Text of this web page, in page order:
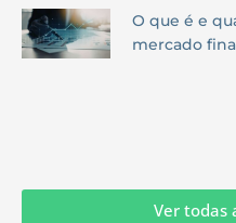
O que é e
mercado
Ver todas